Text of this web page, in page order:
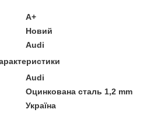
A+
Новий
Audi
Audi
Оцинкована сталь 1,2 mm
Україна